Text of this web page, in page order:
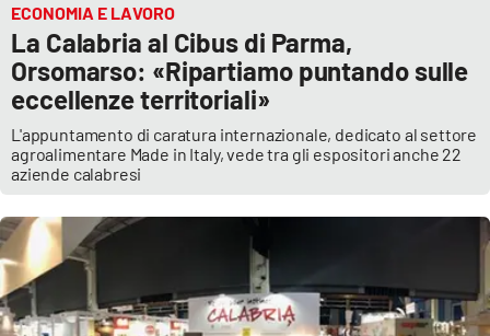
ECONOMIA E LAVORO
La Calabria al Cibus di Parma,
Orsomarso: «Ripartiamo puntando sulle
eccellenze territoriali»
L'appuntamento di caratura internazionale, dedicato al settore
agroalimentare Made in Italy, vede tra gli espositori anche 22
aziende calabresi